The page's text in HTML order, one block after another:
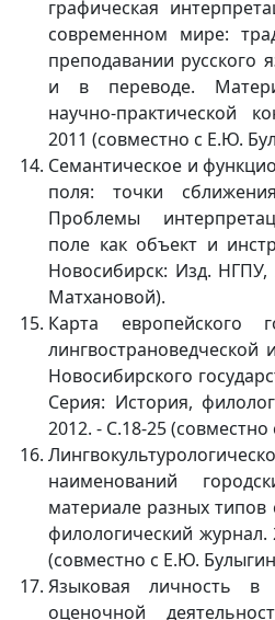
графическая
современном мире:
преподавании русского
и в переводе.
научно-практической
2011 (совместно с Е.Ю.
Семантическое и
поля: точки
Проблемы
поле как объект и
Новосибирск: Изд.
Матхановой).
Карта европейского
Новосибирского
Серия: История,
2012. - С.18-25
наименований
материале разных
филологический
(совместно с Е.Ю.
Языковая личность в
оценочной